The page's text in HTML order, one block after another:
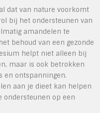
dat van nature voorkomt
bij het ondersteunen van
amandelen te
behoud van een gezonde
helpt niet alleen bij
maar is ook betrokken
en ontspanningen.
aan je dieet kan helpen
ondersteunen op een